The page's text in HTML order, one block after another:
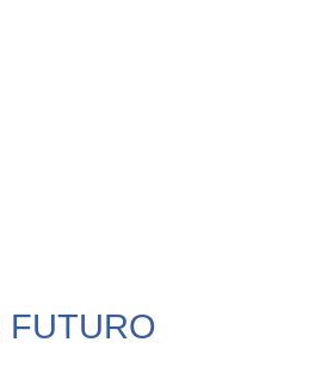
FUTURO